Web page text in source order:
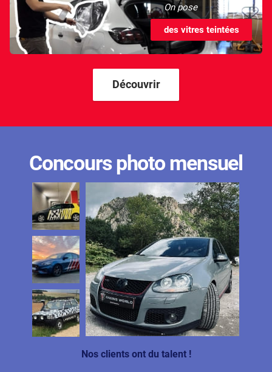
On pose
des vitres teintées
Découvrir
Concours photo mensuel
Nos clients ont du talent !